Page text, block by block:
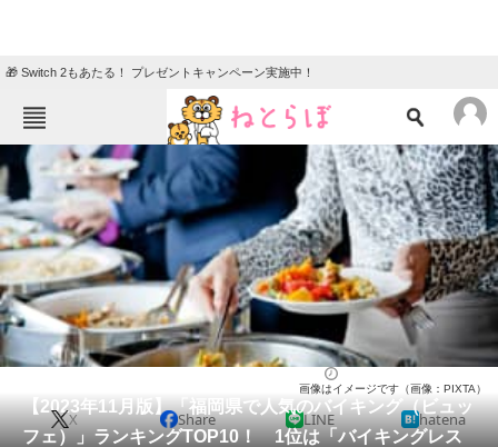
🎁 Switch 2もあたる！ プレゼントキャンペーン実施中！
ねとらぼメニュー
TOP ニュース
エンタメ クイズ
グルメ 地域
住まい 教育・育児
動物 リサーチ
会員記事
【2023年11月版】「福岡県で人気のバイキング（ビュッ
フェ）」ランキングTOP10！ 1位は「バイキングレス
画像はイメージです（画像：PIXTA）
X Share LINE hatena